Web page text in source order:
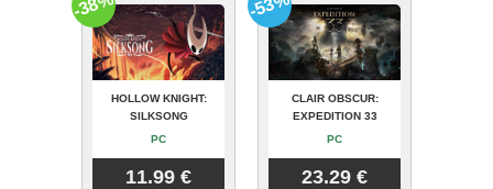
HOLLOW KNIGHT:
SILKSONG
PC
11.99 €
CLAIR OBSCUR:
EXPEDITION 33
PC
23.29 €